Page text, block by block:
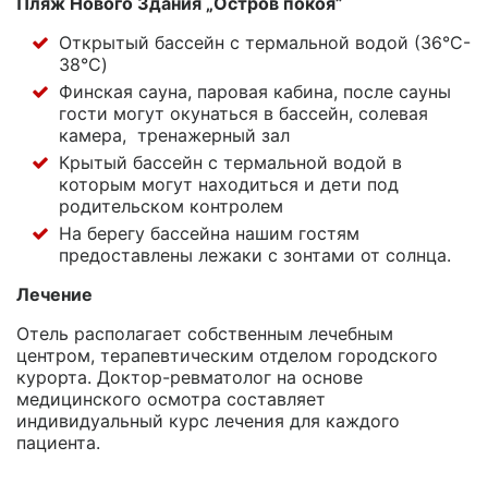
Открытый бассейн с термальной водой (36°C-
38°C)
Финская сауна, паровая кабина, после сауны
гости могут окунаться в бассейн, солевая
камера, тренажерный зал
Крытый бассейн с термальной водой в
которым могут находиться и дети под
родительском контролем
На берегу бассейна нашим гостям
предоставлены лежаки с зонтами от солнца.
Лечение
Отель располагает собственным лечебным
центром, терапевтическим отделом городского
курорта. Доктор-ревматолог на основе
медицинского осмотра составляет
индивидуальный курс лечения для каждого
пациента.